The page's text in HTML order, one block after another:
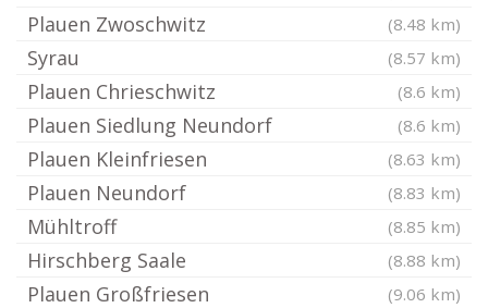
Plauen Zwoschwitz (8.48 km)
Syrau (8.57 km)
Plauen Chrieschwitz (8.6 km)
Plauen Siedlung Neundorf (8.6 km)
Plauen Kleinfriesen (8.63 km)
Plauen Neundorf (8.83 km)
Mühltroff (8.85 km)
Hirschberg Saale (8.88 km)
Plauen Großfriesen (9.06 km)